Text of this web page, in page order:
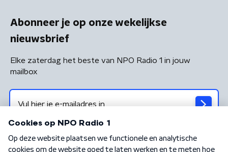
Abonneer je op onze wekelijkse
nieuwsbrief
Elke zaterdag het beste van NPO Radio 1 in jouw
mailbox